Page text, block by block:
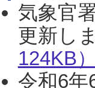
気象官
更新し
124KB）
令和6年